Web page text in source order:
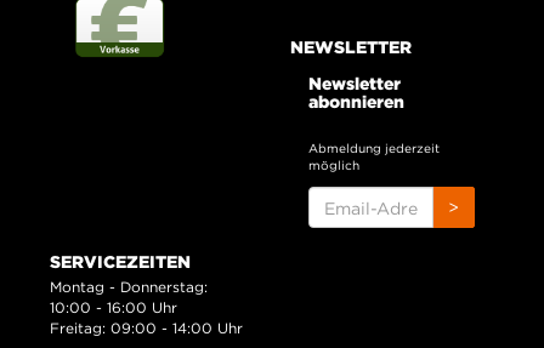
NEWSLETTER
Newsletter
abonnieren
Abmeldung jederzeit
möglich
ADRESSE
>
SERVICEZEITEN
Montag - Donnerstag:
10:00 - 16:00 Uhr
Freitag: 09:00 - 14:00 Uhr